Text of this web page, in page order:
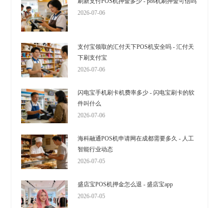
2026-07-06
支付宝领取的汇付天下POS机安全吗 - 汇付天
下刷支付宝
2026-07-06
闪电宝手机刷卡机费率多少 - 闪电宝刷卡的软
件叫什么
2026-07-06
海科融通POS机申请网在成都需要多久 - 人工
智能行业动态
2026-07-05
盛店宝POS机押金怎么退 - 盛店宝app
2026-07-05